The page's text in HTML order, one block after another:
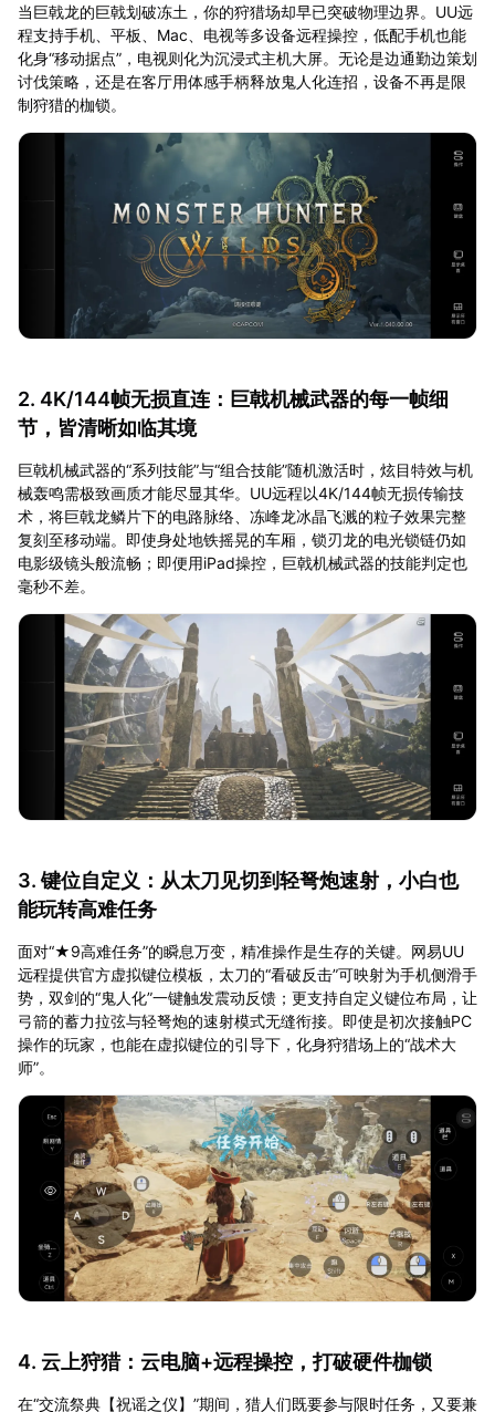
当巨戟龙的巨戟划破冻土，你的狩猎场却早已突破物理边界。UU远
程支持手机、平板、Mac、电视等多设备远程操控，低配手机也能
化身“移动据点”，电视则化为沉浸式主机大屏。无论是边通勤边策划
讨伐策略，还是在客厅用体感手柄释放鬼人化连招，设备不再是限
制狩猎的枷锁。
2. 4K/144帧无损直连：巨戟机械武器的每一帧细
节，皆清晰如临其境
巨戟机械武器的“系列技能”与“组合技能”随机激活时，炫目特效与机
械轰鸣需极致画质才能尽显其华。UU远程以4K/144帧无损传输技
术，将巨戟龙鳞片下的电路脉络、冻峰龙冰晶飞溅的粒子效果完整
复刻至移动端。即使身处地铁摇晃的车厢，锁刃龙的电光锁链仍如
电影级镜头般流畅；即便用iPad操控，巨戟机械武器的技能判定也
毫秒不差。
3. 键位自定义：从太刀见切到轻弩炮速射，小白也
能玩转高难任务
面对“★9高难任务”的瞬息万变，精准操作是生存的关键。网易UU
远程提供官方虚拟键位模板，太刀的“看破反击”可映射为手机侧滑手
势，双剑的“鬼人化”一键触发震动反馈；更支持自定义键位布局，让
弓箭的蓄力拉弦与轻弩炮的速射模式无缝衔接。即使是初次接触PC
操作的玩家，也能在虚拟键位的引导下，化身狩猎场上的“战术大
师”。
4. 云上狩猎：云电脑+远程操控，打破硬件枷锁
在“交流祭典【祝谣之仪】”期间，猎人们既要参与限时任务，又要兼